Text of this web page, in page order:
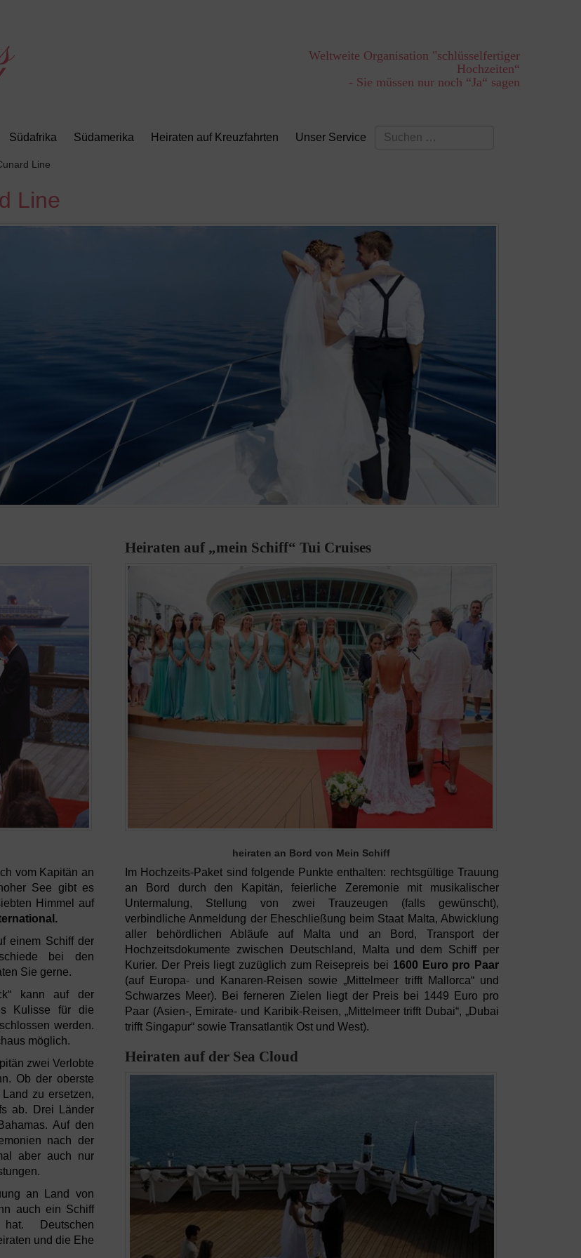
Weltweite Organisation "schlüsselfertiger
Hochzeiten“
- Sie müssen nur noch “Ja“ sagen
Südafrika Südamerika Heiraten auf Kreuzfahrten Unser Service
Suchen
Line
Line
vom Kapitän an
See gibt es
Himmel auf
einem Schiff der
bei den
Sie gerne.
kann auf der
Kulisse für die
werden.
möglich.
zwei Verlobte
Ob der oberste
zu ersetzen,
ab. Drei Länder
Auf den
nach der
aber auch nur
an Land von
auch ein Schiff
Deutschen
und die Ehe
Heiraten auf „mein Schiff“ Tui Cruises
heiraten an Bord von Mein Schiff
Im Hochzeits-Paket sind folgende Punkte enthalten: rechtsgültige Trauung
an Bord durch den Kapitän, feierliche Zeremonie mit musikalischer
Untermalung, Stellung von zwei Trauzeugen (falls gewünscht),
verbindliche Anmeldung der Eheschließung beim Staat Malta, Abwicklung
aller behördlichen Abläufe auf Malta und an Bord, Transport der
Hochzeitsdokumente zwischen Deutschland, Malta und dem Schiff per
Kurier. Der Preis liegt zuzüglich zum Reisepreis bei 1600 Euro pro Paar
(auf Europa- und Kanaren-Reisen sowie „Mittelmeer trifft Mallorca“ und
Schwarzes Meer). Bei ferneren Zielen liegt der Preis bei 1449 Euro pro
Paar (Asien-, Emirate- und Karibik-Reisen, „Mittelmeer trifft Dubai“, „Dubai
trifft Singapur“ sowie Transatlantik Ost und West).
Heiraten auf der Sea Cloud